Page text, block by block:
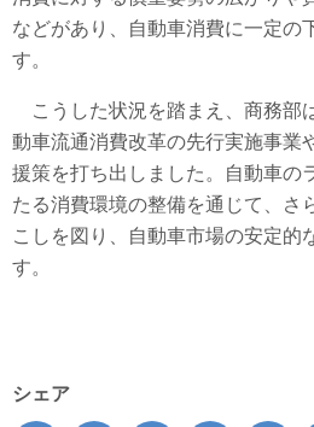
などがあり、自動車消費に一定の
す。
こうした状況を踏まえ、商務部
動車流通消費改革の先行実施事業
援策を打ち出しました。自動車の
たる消費環境の整備を通じて、さ
こしを図り、自動車市場の安定的
す。
シェア